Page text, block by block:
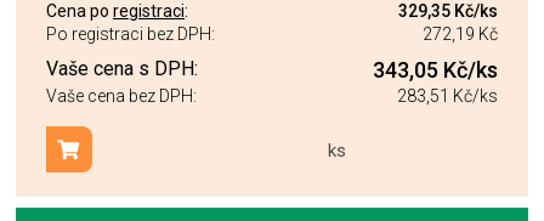
Cena po registraci: 329,35 Kč/ks
Po registraci bez DPH:
272,19 Kč
Vaše cena s DPH: 343,05 Kč/ks
Vaše cena bez DPH: 283,51 Kč/ks
ks
Přidat do košíku